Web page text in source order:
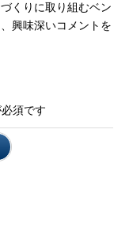
くりに取り組むベン
興味深いコメントを
須です